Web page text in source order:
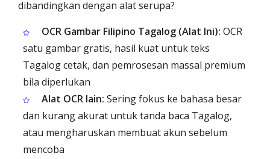
dibandingkan dengan alat serupa?
OCR Gambar Filipino Tagalog (Alat Ini): OCR
satu gambar gratis, hasil kuat untuk teks
Tagalog cetak, dan pemrosesan massal premium
bila diperlukan
Alat OCR lain: Sering fokus ke bahasa besar
dan kurang akurat untuk tanda baca Tagalog,
atau mengharuskan membuat akun sebelum
mencoba